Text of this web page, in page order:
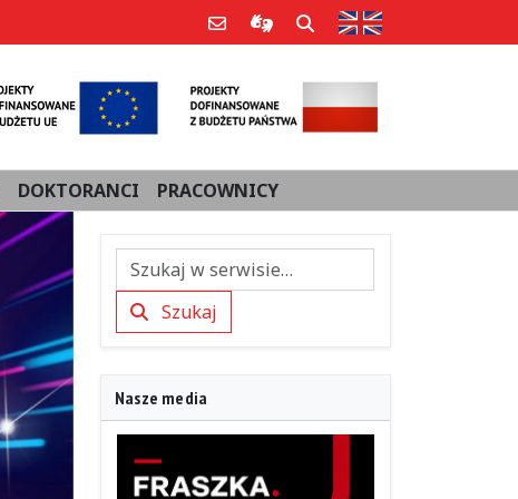
Poczta e-mailInformacje dla użytkowników
Szukaj Strona w języku
DOKTORANCI PRACOWNICY
SzukajSzukaj
Nasze media